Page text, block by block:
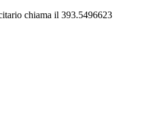
C. Colombo
chiama il 393.5496623